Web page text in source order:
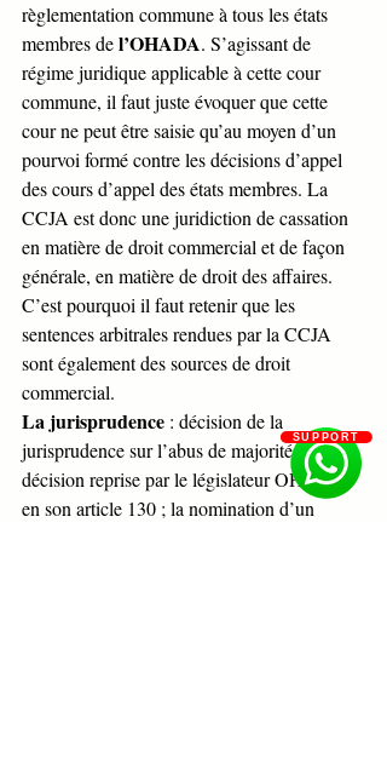
règlementation commune à tous les états
membres de l’OHADA. S’agissant de
régime juridique applicable à cette cour
commune, il faut juste évoquer que cette
cour ne peut être saisie qu’au moyen d’un
pourvoi formé contre les décisions d’appel
des cours d’appel des états membres. La
CCJA est donc une juridiction de cassation
en matière de droit commercial et de façon
générale, en matière de droit des affaires.
C’est pourquoi il faut retenir que les
sentences arbitrales rendues par la CCJA
sont également des sources de droit
commercial.
La jurisprudence : décision de la
jurisprudence sur l’abus de majorité,
décision reprise par le législateur OHADA
en son article 130 ; la nomination d’un
SUPPORT